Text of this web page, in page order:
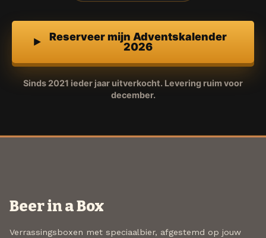
Reserveer mijn Adventskalender
2026
Sinds 2021 ieder jaar uitverkocht. Levering ruim voor
december.
Beer in a Box
Verrassingsboxen met speciaalbier, afgestemd op jouw